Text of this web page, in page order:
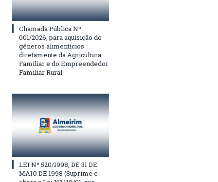
Chamada Pública Nº
001/2026, para aquisição de
gêneros alimentícios
diretamente da Agricultura
Familiar e do Empreendedor
Familiar Rural
LEI Nº 520/1998, DE 31 DE
MAIO DE 1998 (Suprime e